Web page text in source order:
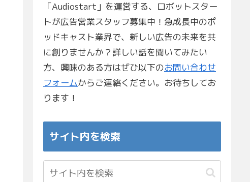
「Audiostart」を運営する、ロボットスター
トが広告営業スタッフ募集中！急成長中のポ
ッドキャスト業界で、新しい広告の未来を共
に創りませんか？詳しい話を聞いてみたい
方、興味のある方はぜひ以下のお問い合わせ
フォームからご連絡ください。お待ちしてお
ります！
サイト内を検索